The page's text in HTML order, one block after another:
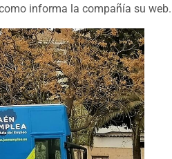
informa la compañía su web.